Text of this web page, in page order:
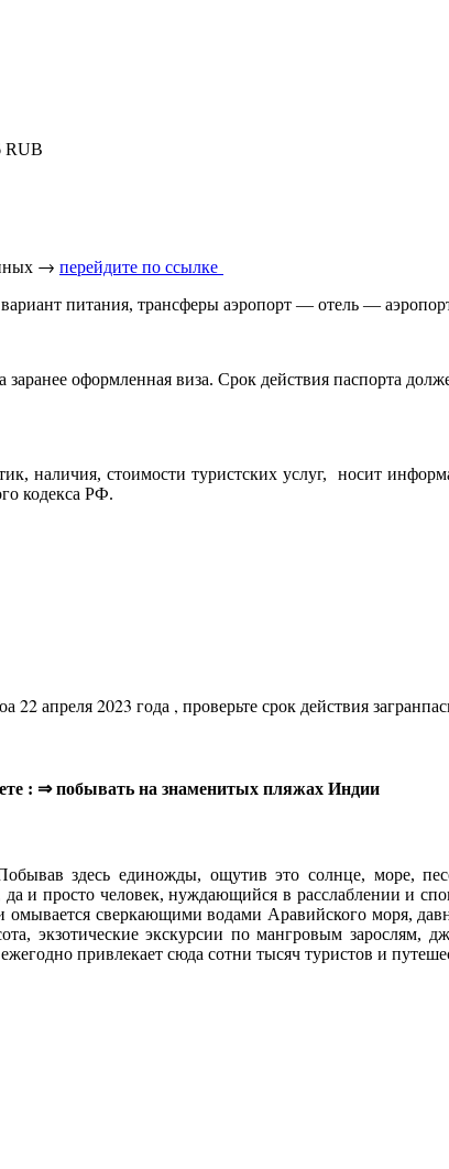
RUB
→ перейдите по ссылке
питания, трансферы аэропорт — отель —
оформленная виза. Срок действия паспорта
наличия, стоимости туристских услуг, носит
кодекса РФ.
апреля 2023 года , проверьте срок действия
: ⇒ побывать на знаменитых пляжах Индии
здесь единожды, ощутив это солнце, море,
и просто человек, нуждающийся в расслаблении и
сверкающими водами Аравийского моря,
экзотические экскурсии по мангровым
привлекает сюда сотни тысяч туристов и